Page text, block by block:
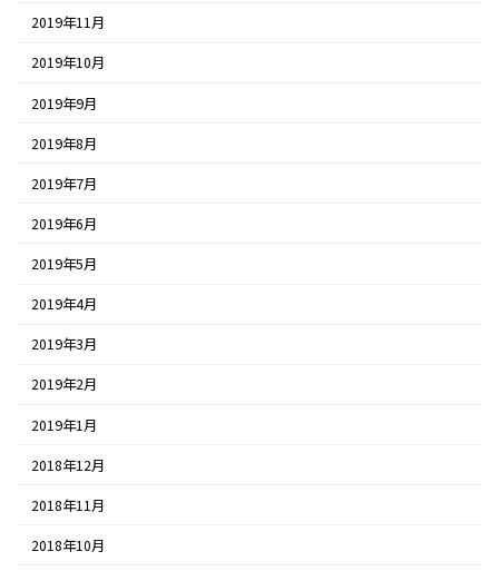
2019年11月
2019年10月
2019年9月
2019年8月
2019年7月
2019年6月
2019年5月
2019年4月
2019年3月
2019年2月
2019年1月
2018年12月
2018年11月
2018年10月